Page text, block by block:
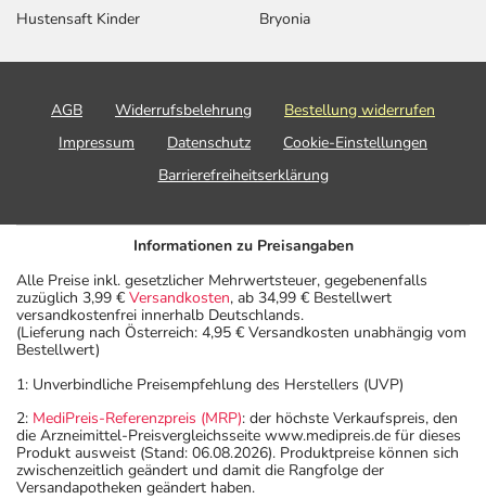
Hustensaft Kinder
Bryonia
AGB Widerrufsbelehrung
Bestellung widerrufen
Impressum
Datenschutz
Cookie-Einstellungen
Barrierefreiheitserklärung
Informationen zu Preisangaben
Alle Preise inkl. gesetzlicher Mehrwertsteuer, gegebenenfalls
zuzüglich 3,99 € Versandkosten, ab 34,99 € Bestellwert
versandkostenfrei innerhalb Deutschlands.
(Lieferung nach Österreich: 4,95 € Versandkosten unabhängig vom
Bestellwert)
1: Unverbindliche Preisempfehlung des Herstellers (UVP)
2: MediPreis-Referenzpreis (MRP): der höchste Verkaufspreis, den
die Arzneimittel-Preisvergleichsseite www.medipreis.de für dieses
Produkt ausweist (Stand: 06.08.2026). Produktpreise können sich
zwischenzeitlich geändert und damit die Rangfolge der
Versandapotheken geändert haben.